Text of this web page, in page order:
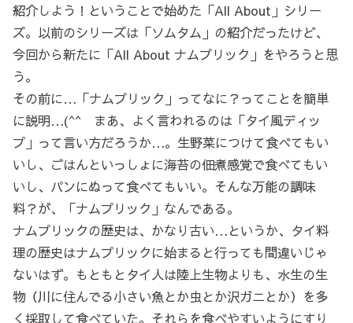
紹介しよう！ということで始めた「All About」シリー
ズ。以前のシリーズは「ソムタム」の紹介だったけど、
今回から新たに「All About ナムプリック」をやろうと思
う。
その前に…「ナムプリック」ってなに？ってことを簡単
に説明…(^^ まあ、よく言われるのは「タイ風ディッ
プ」って言い方だろうか…。生野菜につけて食べてもい
いし、ごはんといっしょに海苔の佃煮感覚で食べてもい
いし、パンにぬって食べてもいい。そんな万能の調味
料？が、「ナムプリック」なんである。
ナムプリックの歴史は、かなり古い…というか、タイ料
理の歴史はナムプリックに始まると行っても間違いじゃ
ないはず。もともとタイ人は陸上生物よりも、水生の生
物（川に住んでる小さい魚とか虫とか沢ガニとか）を多
く採取して食べていた。それらを食べやすいようにすり